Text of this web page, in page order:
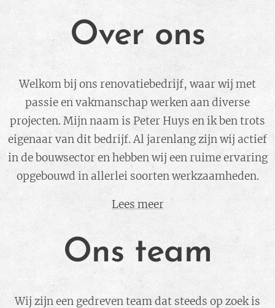
Over ons
Welkom bij ons renovatiebedrijf, waar wij met
passie en vakmanschap werken aan diverse
projecten. Mijn naam is Peter Huys en ik ben trots
eigenaar van dit bedrijf. Al jarenlang zijn wij actief
in de bouwsector en hebben wij een ruime ervaring
opgebouwd in allerlei soorten werkzaamheden.
Lees meer
Ons team
Wij zijn een gedreven team dat steeds op zoek is